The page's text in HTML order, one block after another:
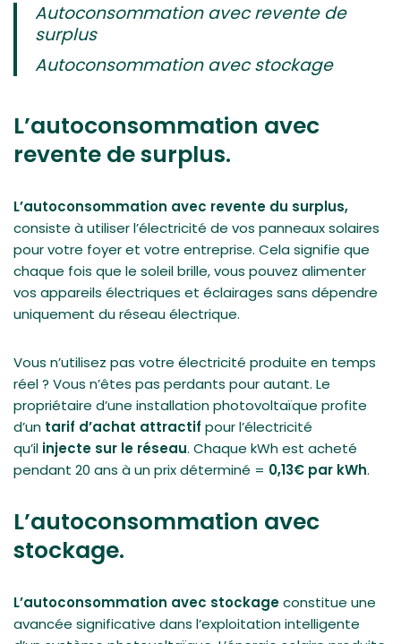
Autoconsommation avec revente de
surplus
Autoconsommation avec stockage
L’autoconsommation avec
revente de surplus.
L’autoconsommation avec revente du surplus,
consiste à utiliser l’électricité de vos panneaux solaires
pour votre foyer et votre entreprise. Cela signifie que
chaque fois que le soleil brille, vous pouvez alimenter
vos appareils électriques et éclairages sans dépendre
uniquement du réseau électrique.
Vous n’utilisez pas votre électricité produite en temps
réel ? Vous n’êtes pas perdants pour autant. Le
propriétaire d’une installation photovoltaïque profite
d’un tarif d’achat attractif pour l’électricité
qu’il injecte sur le réseau. Chaque kWh est acheté
pendant 20 ans à un prix déterminé = 0,13€ par kWh.
L’autoconsommation avec
stockage.
L’autoconsommation avec stockageconstitue une
avancée significative dans l’exploitation intelligente